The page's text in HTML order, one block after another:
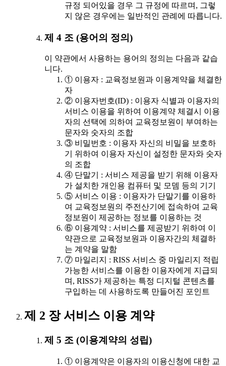
규정 되어있을 경우 그 규정에 따르며, 그렇
지 않은 경우에는 일반적인 관례에 따릅니다.
제 4 조 (용어의 정의)
이 약관에서 사용하는 용어의 정의는 다음과 같습
니다.
① 이용자 : 교육정보원과 이용계약을 체결한
자
② 이용자번호(ID) : 이용자 식별과 이용자의
서비스 이용을 위하여 이용계약 체결시 이용
자의 선택에 의하여 교육정보원이 부여하는
문자와 숫자의 조합
③ 비밀번호 : 이용자 자신의 비밀을 보호하
기 위하여 이용자 자신이 설정한 문자와 숫자
의 조합
④ 단말기 : 서비스 제공을 받기 위해 이용자
가 설치한 개인용 컴퓨터 및 모뎀 등의 기기
⑤ 서비스 이용 : 이용자가 단말기를 이용하
여 교육정보원의 주전산기에 접속하여 교육
정보원이 제공하는 정보를 이용하는 것
⑥ 이용계약 : 서비스를 제공받기 위하여 이
약관으로 교육정보원과 이용자간의 체결하
는 계약을 말함
⑦ 마일리지 : RISS 서비스 중 마일리지 적립
가능한 서비스를 이용한 이용자에게 지급되
며, RISS가 제공하는 특정 디지털 콘텐츠를
구입하는 데 사용하도록 만들어진 포인트
제 2 장 서비스 이용 계약
제 5 조 (이용계약의 성립)
① 이용계약은 이용자의 이용신청에 대한 교